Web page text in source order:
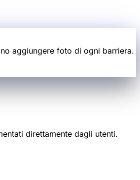
aggiungere foto di ogni barriera.
direttamente dagli utenti.